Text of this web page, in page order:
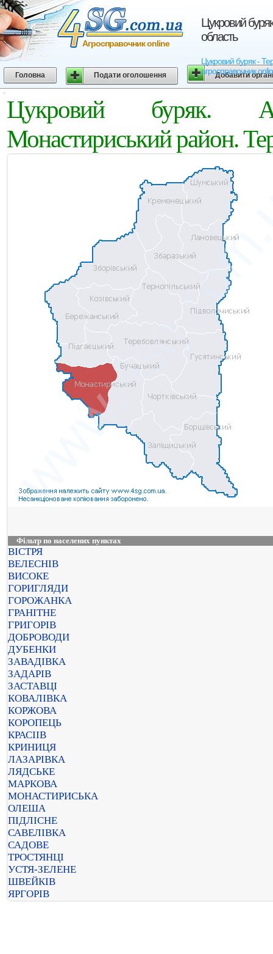
Цукровий
область
Цукровий буряк -
агросправочник
Агросправочник online
Головна Подати оголошення Добавити
Цукровий буряк.
Монастириський район.
Фільтр по населених пунктах
ВІСТРЯ
ВЕЛЕСНІВ
ВИСОКЕ
ГОРИГЛЯДИ
ГОРОЖАНКА
ГРАНІТНЕ
ГРИГОРІВ
ДОБРОВОДИ
ДУБЕНКИ
ЗАВАДІВКА
ЗАДАРІВ
ЗАСТАВЦІ
КОВАЛІВКА
КОРЖОВА
КОРОПЕЦЬ
КРАСІІВ
КРИНИЦЯ
ЛАЗАРІВКА
ЛЯДСЬКЕ
МАРКОВА
МОНАСТИРИСЬКА
ОЛЕША
ПІДЛІСНЕ
САВЕЛІВКА
САДОВЕ
ТРОСТЯНЦІ
УСТЯ-ЗЕЛЕНЕ
ШВЕЙКІВ
ЯРГОРІВ